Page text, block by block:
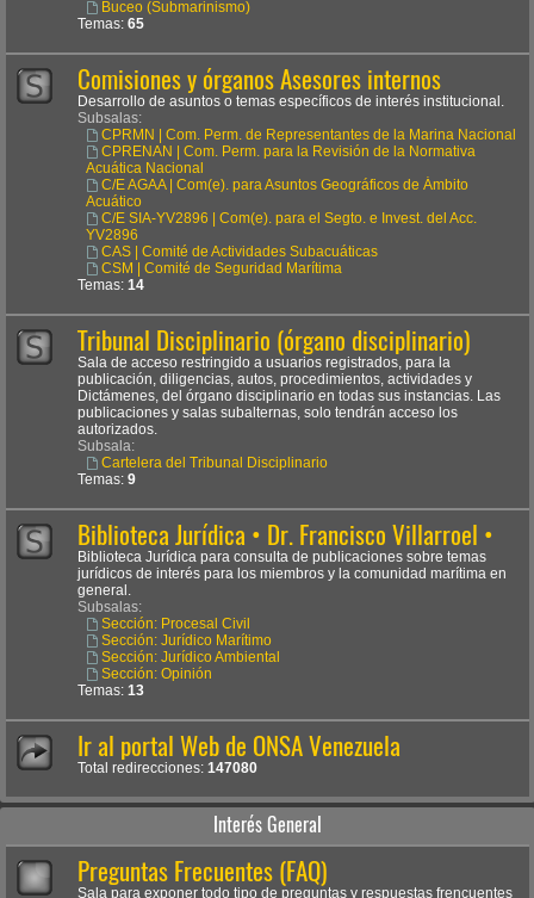
Buceo (Submarinismo)
Temas: 65
Comisiones y órganos Asesores internos
Desarrollo de asuntos o temas específicos de interés institucional.
Subsalas:
CPRMN | Com. Perm. de Representantes de la Marina Nacional
CPRENAN | Com. Perm. para la Revisión de la Normativa
Acuática Nacional
C/E AGAA | Com(e). para Asuntos Geográficos de Ámbito
Acuático
C/E SIA-YV2896 | Com(e). para el Segto. e Invest. del Acc.
YV2896
CAS | Comité de Actividades Subacuáticas
CSM | Comité de Seguridad Marítima
Temas: 14
Tribunal Disciplinario (órgano disciplinario)
Sala de acceso restringido a usuarios registrados, para la
publicación, diligencias, autos, procedimientos, actividades y
Dictámenes, del órgano disciplinario en todas sus instancias. Las
publicaciones y salas subalternas, solo tendrán acceso los
autorizados.
Subsala:
Cartelera del Tribunal Disciplinario
Temas: 9
Biblioteca Jurídica • Dr. Francisco Villarroel •
Biblioteca Jurídica para consulta de publicaciones sobre temas
jurídicos de interés para los miembros y la comunidad marítima en
general.
Subsalas:
Sección: Procesal Civil
Sección: Jurídico Marítimo
Sección: Jurídico Ambiental
Sección: Opinión
Temas: 13
Ir al portal Web de ONSA Venezuela
Total redirecciones: 147080
Interés General
Preguntas Frecuentes (FAQ)
Sala para exponer todo tipo de preguntas y respuestas frencuentes